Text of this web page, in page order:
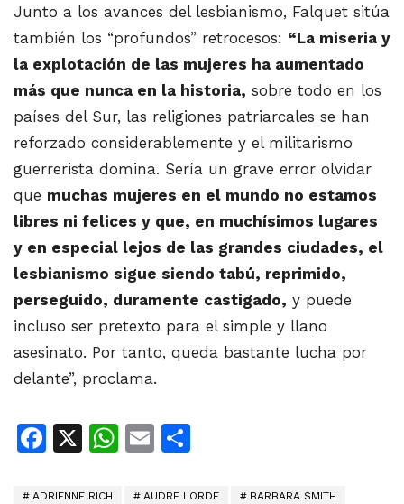
Junto a los avances del lesbianismo, Falquet sitúa
también los “profundos” retrocesos: “La miseria y
la explotación de las mujeres ha aumentado
más que nunca en la historia, sobre todo en los
países del Sur, las religiones patriarcales se han
reforzado considerablemente y el militarismo
guerrerista domina. Sería un grave error olvidar
que muchas mujeres en el mundo no estamos
libres ni felices y que, en muchísimos lugares
y en especial lejos de las grandes ciudades, el
lesbianismo sigue siendo tabú, reprimido,
perseguido, duramente castigado, y puede
incluso ser pretexto para el simple y llano
asesinato. Por tanto, queda bastante lucha por
delante”, proclama.
Facebook
X WhatsApp
Email
ADRIENNE RICH AUDRE LORDE BARBARA SMITH